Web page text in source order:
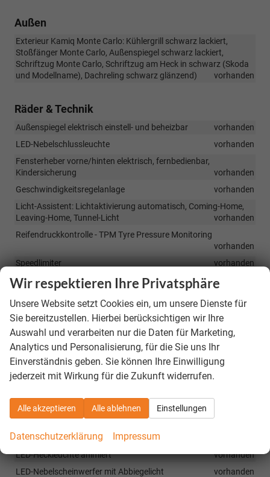
Außen
Exterieur Kamiq Monte Carlo: Kühlergrill schwarz lackiert,
Stoßfänger Monte Carlo, Außenspiegel schwarz lackiert,
Schriftzug Monte Carlo, Schriftzug am Heck in schwarz (Skoda
und Modellname), Dachreling schwarz glänzend)
vorhanden
Räder & Technik
Außenspiegel elektrisch einstell- und beheizbar
vorhanden
LED-Nebelschlussleuchte
vorhanden
Fensterheber vorne/hinten elektrisch, fernbedienbar,
Kindersicherung
vorhanden
Geschwindigkeitsregelanlage
vorhanden
Licht-Assistent: Lichtaktivierung automatisch, Coming-Home,
Leaving-Home, Tunnel-Licht
vorhanden
Reifendruckkontrolle - TPM Tyre Pressure Monitoring
vorhanden
Speedlimiter
vorhanden
Zentralverriegelung mit Fernbedienung
vorhanden
Trichter für Waschwasser
Anhängerkupplung-Vorbereitung
vorhanden
Berg-Anfahr-Assistent, HHC Hill Hold Control
vorhanden
Easy-Start, Start-Stop-Taste anstelle des Zündschlosses
Außenspiegel elektrisch anklappbar, nach Fahrzeugverriegelung,
Abblendung automatisch auf der Fahrerseite
vorhanden
Fahrprofilauswahl
LED-Heckleuchte animiert
vorhanden
LED-Nebelscheinwerfer mit Abbiegelicht
vorhanden
Wir respektieren Ihre Privatsphäre
Unsere Website setzt Cookies ein, um unsere Dienste für
Sie bereitzustellen. Hierbei berücksichtigen wir Ihre
Auswahl und verarbeiten nur die Daten für Marketing,
Analytics und Personalisierung, für die Sie uns Ihr
Einverständnis geben. Sie können Ihre Einwilligung
jederzeit mit Wirkung für die Zukunft widerrufen.
Alle akzeptieren Alle ablehnen Einstellungen
Datenschutzerklärung Impressum